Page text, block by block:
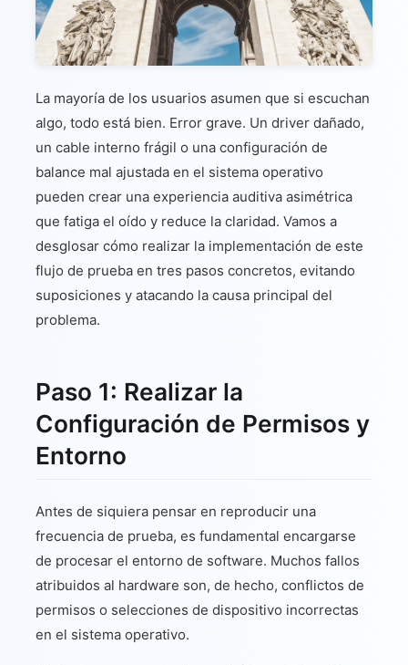
La mayoría de los usuarios asumen que si escuchan
algo, todo está bien. Error grave. Un driver dañado,
un cable interno frágil o una configuración de
balance mal ajustada en el sistema operativo
pueden crear una experiencia auditiva asimétrica
que fatiga el oído y reduce la claridad. Vamos a
desglosar cómo realizar la implementación de este
flujo de prueba en tres pasos concretos, evitando
suposiciones y atacando la causa principal del
problema.
Paso 1: Realizar la
Configuración de Permisos y
Entorno
Antes de siquiera pensar en reproducir una
frecuencia de prueba, es fundamental encargarse
de procesar el entorno de software. Muchos fallos
atribuidos al hardware son, de hecho, conflictos de
permisos o selecciones de dispositivo incorrectas
en el sistema operativo.